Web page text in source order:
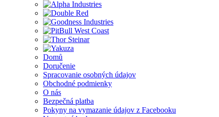
Domů
Doručenie
Spracovanie osobných údajov
Obchodné podmienky
O nás
Bezpečná platba
Pokyny na vymazanie údajov z Facebooku